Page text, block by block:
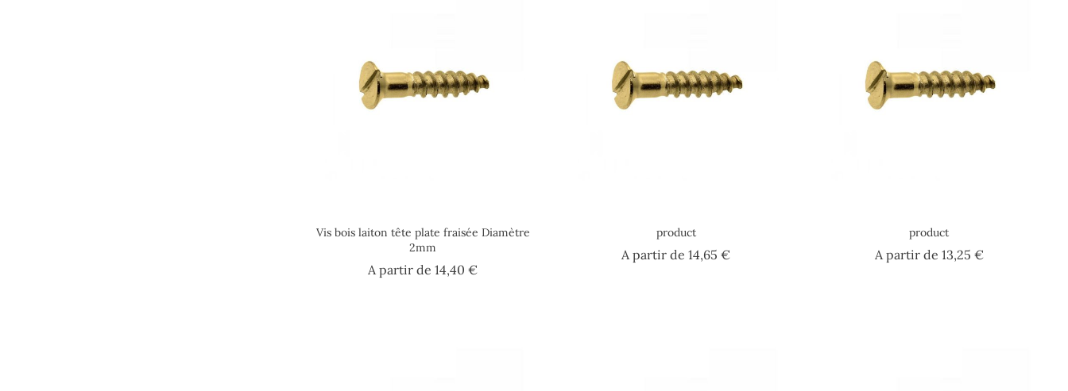
Vis bois laiton tête plate fraisée Diamètre
2mm
A partir de14,40 €Prezzo
product
A partir de14,65 €Prezzo
product
A partir de 13,25 €Prezzo